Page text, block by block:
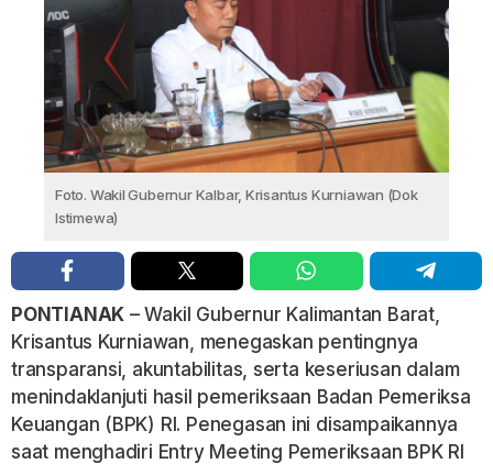
Foto. Wakil Gubernur Kalbar, Krisantus Kurniawan (Dok
Istimewa)
PONTIANAK – Wakil Gubernur Kalimantan Barat,
Krisantus Kurniawan , menegaskan pentingnya
transparansi, akuntabilitas, serta keseriusan dalam
menindaklanjuti hasil pemeriksaan Badan Pemeriksa
Keuangan (BPK) RI. Penegasan ini disampaikannya
saat menghadiri Entry Meeting Pemeriksaan BPK RI